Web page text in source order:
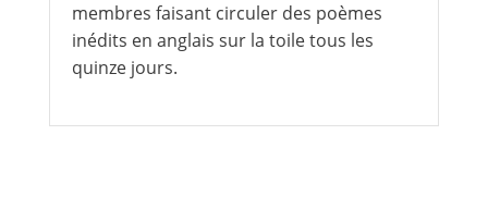
membres faisant circuler des poèmes
inédits en anglais sur la toile tous les
quinze jours.